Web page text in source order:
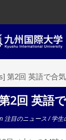
第2回 英語で合
2回 英語
注目のニュース/学生